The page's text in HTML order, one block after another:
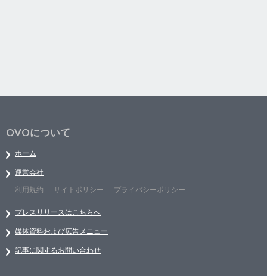
OVOについて
ホーム
運営会社
利用規約
サイトポリシー プライバシーポリシー
プレスリリースはこちらへ
媒体資料および広告メニュー
記事に関するお問い合わせ